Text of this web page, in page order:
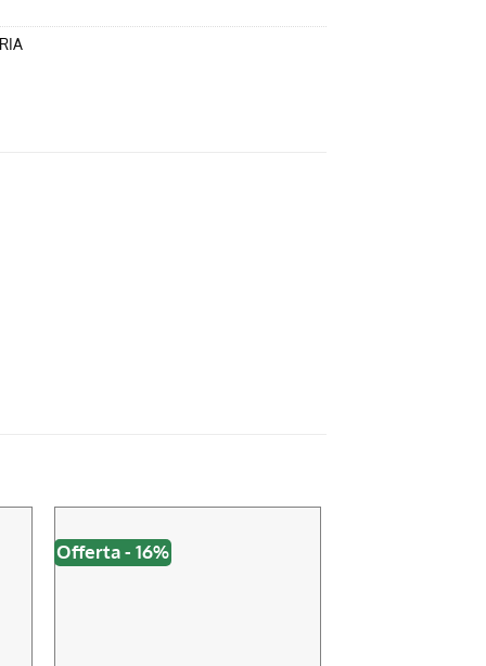
Offerta - 16%